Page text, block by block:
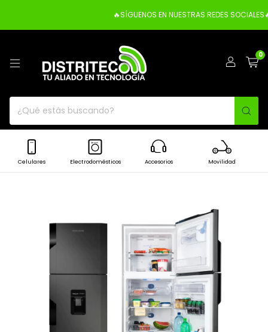
🔥SÍGUENOS EN NUESTRAS REDES SOCIALES🔥
0
Celulares Electrodomésticos Accesorios Movilidad